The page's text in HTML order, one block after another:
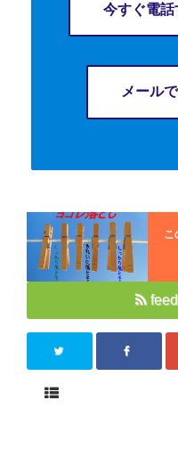
今すぐ電
メール
こ